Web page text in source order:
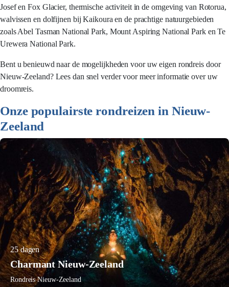
Josef en Fox Glacier, thermische activiteit in de omgeving van Rotorua,
walvissen en dolfijnen bij Kaikoura en de prachtige natuurgebieden
zoals Abel Tasman National Park, Mount Aspiring National Park en Te
Urewera National Park.
Bent u benieuwd naar de mogelijkheden voor uw eigen rondreis door
Nieuw-Zeeland? Lees dan snel verder voor meer informatie over uw
droomreis.
Onze populairste rondreizen in Nieuw-
Zeeland
25 dagen
Charmant Nieuw-Zeeland
Rondreis Nieuw-Zeeland